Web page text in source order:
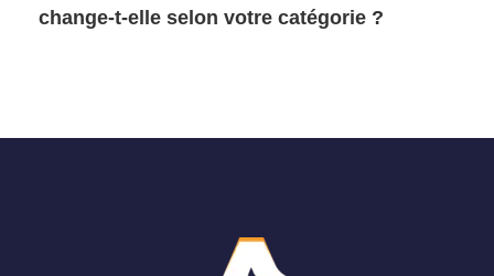
change-t-elle selon votre catégorie ?